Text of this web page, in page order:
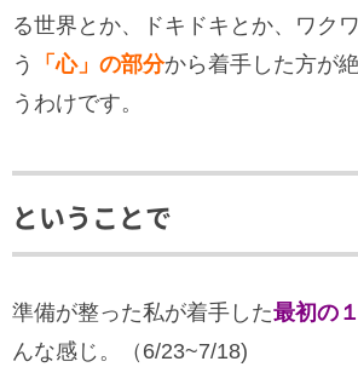
る世界とか、ドキドキとか、ワク
う
「心」の部分から着手した方が
うわけです。
ということで
準備が整った私が着手した最初の
んな感じ。（6/23~7/18)